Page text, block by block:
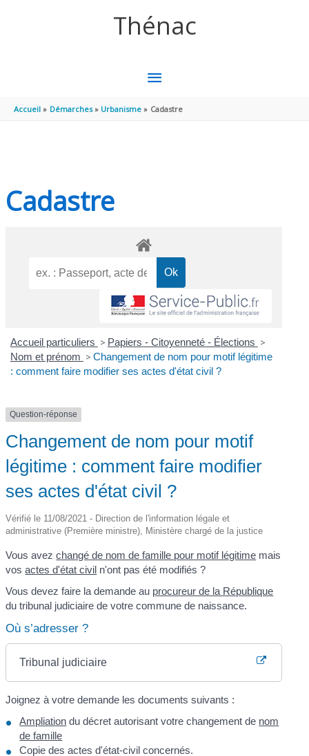
Thénac
MENU
PRINCIPAL
Accueil Démarches Urbanisme Cadastre
Cadastre
Accueil particuliers > Papiers - Citoyenneté - Élections >
Nom et prénom > Changement de nom pour motif légitime
: comment faire modifier ses actes d'état civil ?
Question-réponse
Changement de nom pour motif
légitime : comment faire modifier
ses actes d'état civil ?
Vérifié le 11/08/2021 - Direction de l'information légale et
administrative (Première ministre), Ministère chargé de la justice
Vous avezchangé de nom de famille pour motif légitime mais
vosactes d'état civil n'ont pas été modifiés ?
Vous devez faire la demande au procureur de la République
du tribunal judiciaire de votre commune de naissance.
Où s’adresser ?
Tribunal judiciaire
Joignez à votre demande les documents suivants :
Ampliation du décret autorisant votre changement de nom
de famille
Copie des actes d'état-civil concernés.